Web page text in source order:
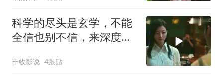
科学的尽头是玄学，不能
全信也别不信，来深度解
丰收影说 4跟贴